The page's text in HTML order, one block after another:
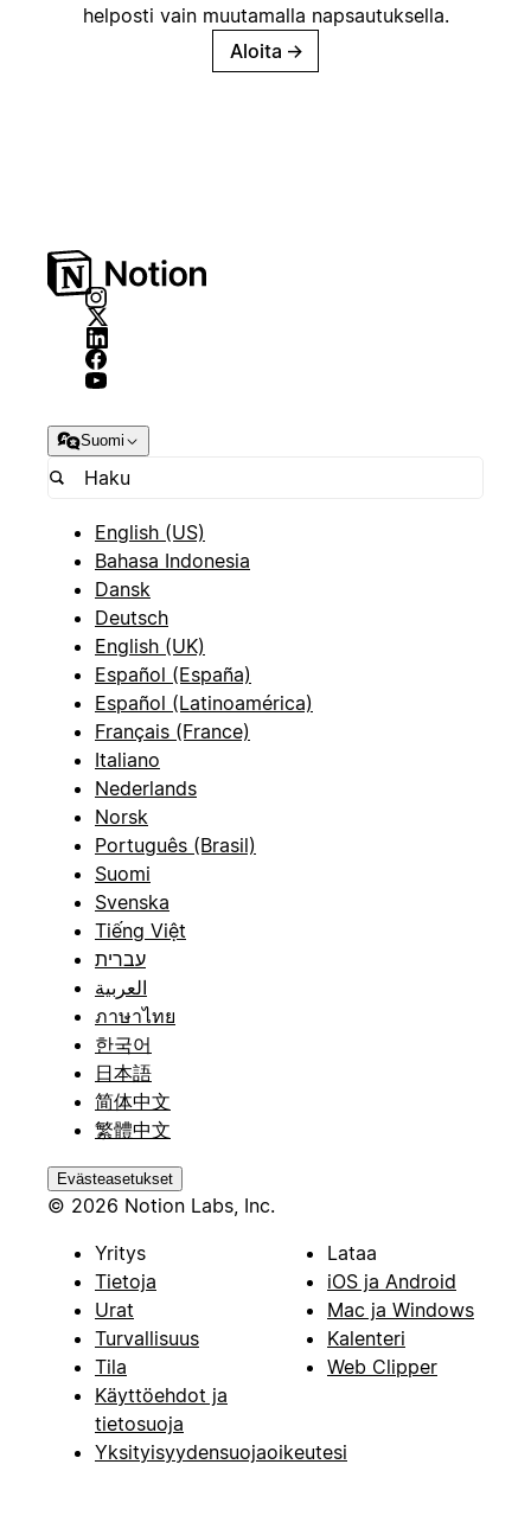
helposti vain muutamalla napsautuksella.
Aloita →
Suomi
English (US)
Bahasa Indonesia
Dansk
Deutsch
English (UK)
Español (España)
Español (Latinoamérica)
Français (France)
Italiano
Nederlands
Norsk
Português (Brasil)
Suomi
Svenska
Tiếng Việt
עברית
العربية
ภาษาไทย
한국어
日本語
简体中文
繁體中文
Evästeasetukset
© 2026 Notion Labs, Inc.
Yritys
Tietoja
Urat
Turvallisuus
Tila
Käyttöehdot ja
tietosuoja
Yksityisyydensuojaoikeutesi
Lataa
iOS ja Android
Mac ja Windows
Kalenteri
Web Clipper